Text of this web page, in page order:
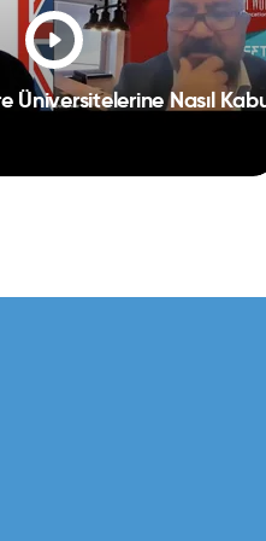
Üniversitelerine Nasıl
ÜNİVERSİTE